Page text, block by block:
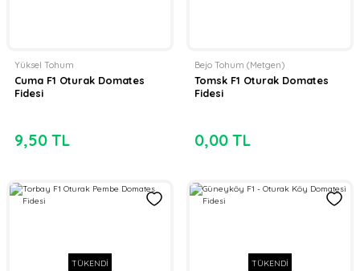
Yüksel Tohum
Cuma F1 Oturak Domates
Fidesi
9,50 TL
Bejo Tohum (Metgen)
Tomsk F1 Oturak Domates
Fidesi
0,00 TL
TÜKENDİ TÜKENDİ